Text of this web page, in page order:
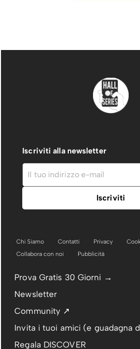
Iscriviti alla newsletter
Chi Siamo Contatti Privacy
Collabora con noi
Pubblicità
Prova Gratis 30 Giorni →
Newsletter
Community ↗
Invita i tuoi amici (e guadagna
Regala DISCOVER